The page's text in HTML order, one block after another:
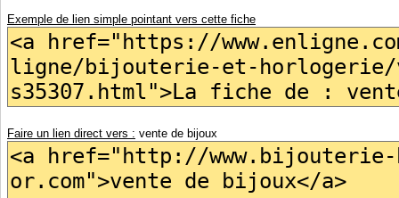
Exemple de lien simple pointant vers cette fiche
Faire un lien direct vers : vente de bijoux